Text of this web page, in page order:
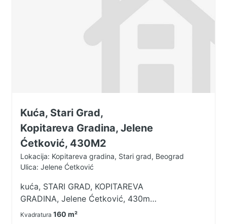
Kuća, Stari Grad,
Kopitareva Gradina, Jelene
Ćetković, 430M2
Lokacija: Kopitareva gradina, Stari grad, Beograd
Ulica: Jelene Ćetković
kuća, STARI GRAD, KOPITAREVA
GRADINA, Jelene Ćetković, 430m2
(160m2). Izuzetna , višesobna kuća
Kvadratura 160 m²